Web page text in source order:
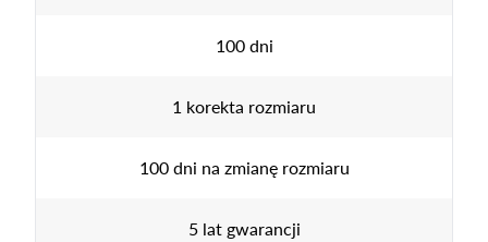
100 dni
1 korekta rozmiaru
100 dni na zmianę rozmiaru
5 lat gwarancji